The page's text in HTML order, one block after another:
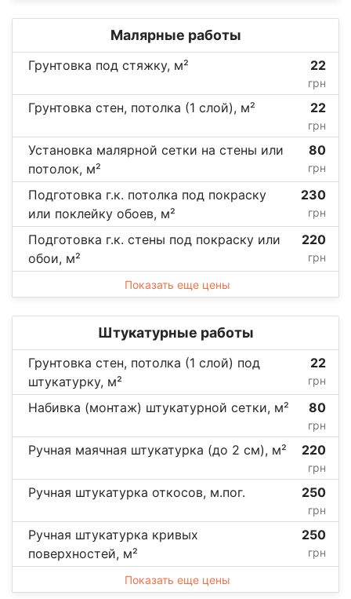
Малярные работы
Грунтовка под стяжку, м² 22
грн
Грунтовка стен, потолка (1 слой), м² 22
грн
Установка малярной сетки на стены или
потолок, м²
80
грн
Подготовка г.к. потолка под покраску
или поклейку обоев, м²
230
грн
Подготовка г.к. стены под покраску или
обои, м²
220
грн
Показать еще цены
Штукатурные работы
Грунтовка стен, потолка (1 слой) под
штукатурку, м²
22
грн
Набивка (монтаж) штукатурной сетки, м² 80
грн
Ручная маячная штукатурка (до 2 см), м² 220
грн
Ручная штукатурка откосов, м.пог. 250
грн
Ручная штукатурка кривых
поверхностей, м²
250
грн
Показать еще цены